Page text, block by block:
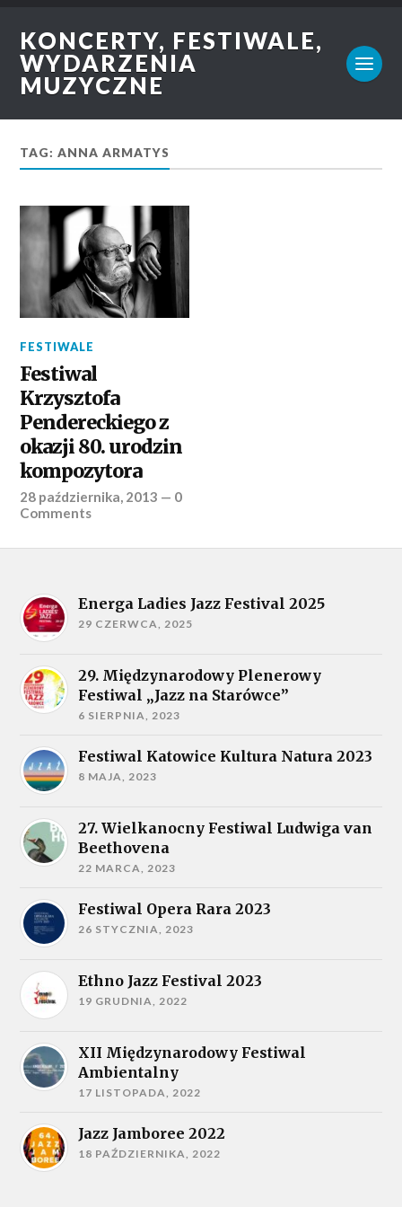
KONCERTY, FESTIWALE,
WYDARZENIA
MUZYCZNE
TAG: ANNA ARMATYS
FESTIWALE
Festiwal
Krzysztofa
Pendereckiego z
okazji 80. urodzin
kompozytora
28 października, 2013 — 0
Comments
Energa Ladies Jazz Festival 2025
29 CZERWCA, 2025
29. Międzynarodowy Plenerowy
Festiwal „Jazz na Starówce”
6 SIERPNIA, 2023
Festiwal Katowice Kultura Natura 2023
8 MAJA, 2023
27. Wielkanocny Festiwal Ludwiga van
Beethovena
22 MARCA, 2023
Festiwal Opera Rara 2023
26 STYCZNIA, 2023
Ethno Jazz Festival 2023
19 GRUDNIA, 2022
XII Międzynarodowy Festiwal
Ambientalny
17 LISTOPADA, 2022
Jazz Jamboree 2022
18 PAŹDZIERNIKA, 2022